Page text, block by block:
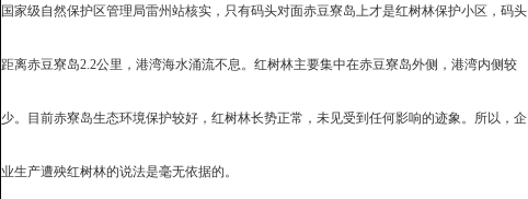
国家级自然保护区管理局雷州站核实，只有码头对面赤豆寮岛上才是红树林保护小区，码头
距离赤豆寮岛2.2公里，港湾海水涌流不息。红树林主要集中在赤豆寮岛外侧，港湾内侧较
少。目前赤寮岛生态环境保护较好，红树林长势正常，未见受到任何影响的迹象。所以，企
业生产遭殃红树林的说法是毫无依据的。